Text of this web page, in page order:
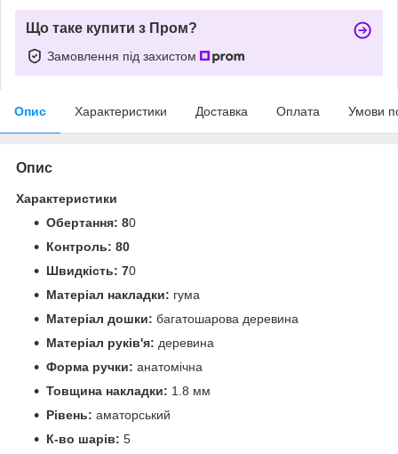
Що таке купити з Пром?
Замовлення під захистом
Опис Характеристики Доставка Оплата Умови
Опис
Характеристики
Обертання: 80
Контроль: 80
Швидкість: 70
Матеріал накладки: гума
Матеріал дошки: багатошарова деревина
Матеріал руків'я: деревина
Форма ручки: анатомічна
Товщина накладки: 1.8 мм
Рівень: аматорський
К-во шарів: 5